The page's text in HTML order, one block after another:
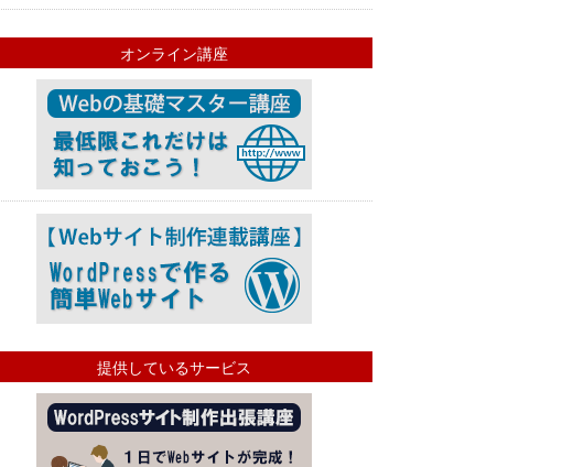
オンライン講座
提供しているサービス